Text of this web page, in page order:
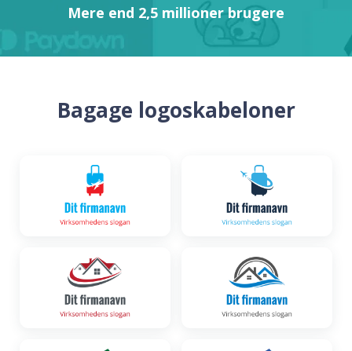
Mere end 2,5 millioner brugere
Bagage logoskabeloner